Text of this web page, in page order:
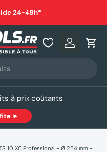
24-48h*
Se
à prix coûtants
►
10 XC Professional - Ø 254 mm -